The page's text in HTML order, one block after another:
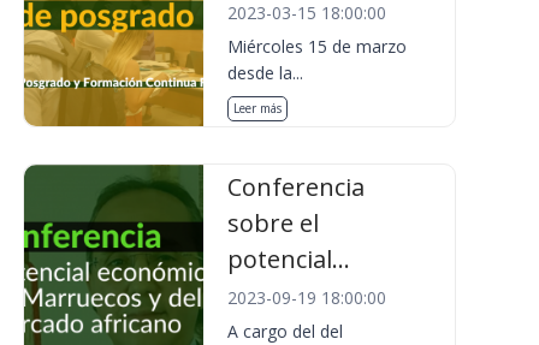
2023-03-15 18:00:00
Miércoles 15 de marzo
desde la...
Leer más
Conferencia
sobre el
potencial...
2023-09-19 18:00:00
A cargo del del